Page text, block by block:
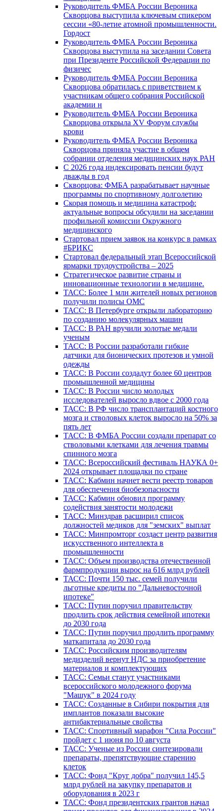
Руководитель ФМБА России Вероника
Скворцова выступила ключевым спикером
сессии «80-летие атомной промышленности.
Гордост
Руководитель ФМБА России Вероника
Скворцова выступила на заседании Совета
при Президенте Российской Федерации по
физичес
Руководитель ФМБА России Вероника
Скворцова обратилась с приветствием к
участникам общего собрания Российской
академии н
Руководитель ФМБА России Вероника
Скворцова открыла XV Форум службы
крови
Руководитель ФМБА России Вероника
Скворцова приняла участие в общем
собрании отделения медицинских наук РАН
С 2026 года индексировать пенсии будут
дважды в год
Скворцова: ФМБА разрабатывает научные
программы по спортивному долголетию
Скорая помощь и медицина катастроф:
актуальные вопросы обсудили на заседании
профильной комиссии Окружного
медицинского
Стартовал прием заявок на конкурс в рамках
#БРИКС
Стартовал федеральный этап Всероссийской
ярмарки трудоустройства – 2025
Стратегическое развитие страны и
инновационные технологии в медицине.
ТАСС: Более 1 млн жителей новых регионов
получили полисы ОМС
ТАСС: В Петербурге открыли лабораторию
по созданию молекулярных машин
ТАСС: В РАН вручили золотые медали
ученым
ТАСС: В России разработали гибкие
датчики для бионических протезов и умной
одежды
ТАСС: В России создадут более 60 центров
промышленной медицины
ТАСС: В России число молодых
исследователей выросло вдвое с 2000 года
ТАСС: В РФ число трансплантаций костного
мозга и стволовых клеток выросло на 50% за
пять лет
ТАСС: В ФМБА России создали препарат со
стволовыми клетками для лечения травмы
спинного мозга
ТАСС: Всероссийский фестиваль НАУКА 0+
2024 открывает площадки по стране
ТАСС: Кабмин начнет вести реестр товаров
для обеспечения биобезопасности
ТАСС: Кабмин обновил программу
содействия занятости молодежи
ТАСС: Минздрав расширил список
должностей медиков для "земских" выплат
ТАСС: Минпромторг создаст центр развития
искусственного интеллекта в
промышленности
ТАСС: Объем производства отечественной
фармпродукции вырос на 616 млрд рублей
ТАСС: Почти 150 тыс. семей получили
льготные кредиты по "Дальневосточной
ипотеке"
ТАСС: Путин поручил правительству
продлить срок действия семейной ипотеки
до 2030 года
ТАСС: Путин поручил продлить программу
маткапитала до 2030 года
ТАСС: Российским производителям
медизделий вернут НДС за приобретение
материалов и комплектующих
ТАСС: Семьи станут участниками
всероссийского молодежного форума
"Машук" в 2024 году
ТАСС: Созданные в Сибири покрытия для
имплантов показали высокие
антибактериальные свойства
ТАСС: Спортивный марафон "Сила России"
пройдет с 1 июня по 10 августа
ТАСС: Ученые из России синтезировали
препараты, препятствующие старению
клеток
ТАСС: Фонд "Круг добра" получил 145,5
млрд рублей на закупку препаратов и
оборудования в 2023 г
ТАСС: Фонд президентских грантов начал